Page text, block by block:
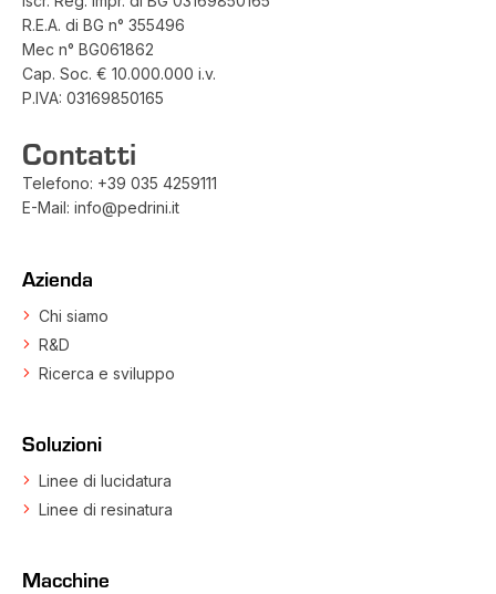
R.E.A. di BG n° 355496
Mec n° BG061862
Cap. Soc. € 10.000.000 i.v.
P.IVA: 03169850165
Contatti
Telefono: +39 035 4259111
E-Mail: info@pedrini.it
Azienda
Chi siamo
R&D
Ricerca e sviluppo
Soluzioni
Linee di lucidatura
Linee di resinatura
Macchine